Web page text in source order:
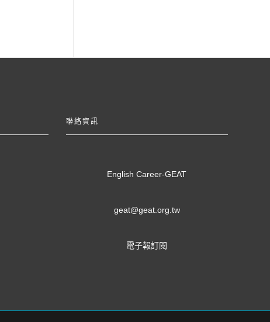
聯絡資訊
English Career-GEAT
geat@geat.org.tw
電子報訂閱